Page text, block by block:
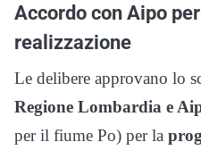
Accordo con Aipo
realizzazione
Le delibere approvano lo
Regione Lombardia e
per il fiume Po) per la